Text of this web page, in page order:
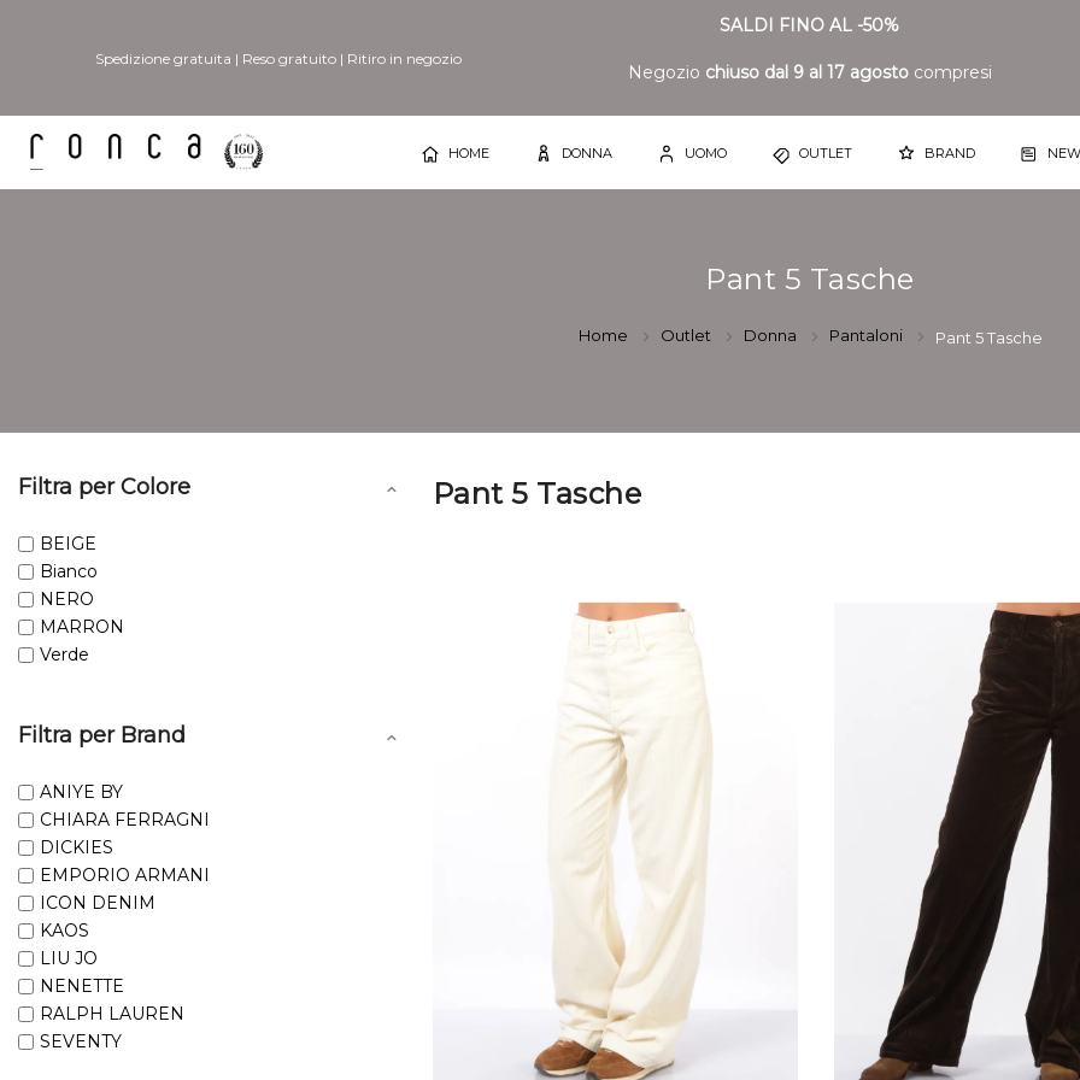
Spedizione gratuita | Reso gratuito| Ritiro in negozio
SALDI FINO AL -50%
Negozio chiuso dal 9 al 17 agosto compresi
HOME DONNA UOMO OUTLET BRAND
Pant 5 Tasche
Home Outlet Donna Pantaloni Pant 5 Tasche
Pant 5 Tasche
Filtra per Colore
BEIGE
Bianco
NERO
MARRON
Verde
Filtra per Brand
ANIYE BY
CHIARA FERRAGNI
DICKIES
EMPORIO ARMANI
ICON DENIM
KAOS
LIU JO
NENETTE
RALPH LAUREN
SEVENTY